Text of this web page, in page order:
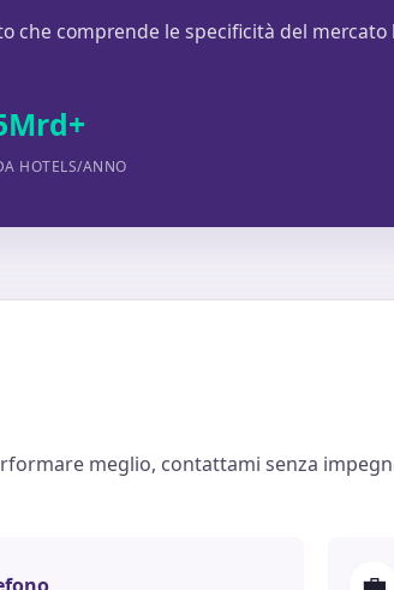
che comprende le specificità del
HOTELS/ANNO
meglio, contattami senza